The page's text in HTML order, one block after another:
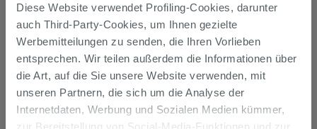
Diese Website verwendet Profiling-Cookies, darunter
auch Third-Party-Cookies, um Ihnen gezielte
Werbemitteilungen zu senden, die Ihren Vorlieben
entsprechen. Wir teilen außerdem die Informationen über
die Art, auf die Sie unsere Website verwenden, mit
unseren Partnern, die sich um die Analyse der
Internetdaten, Werbung und Sozialen Medien kümmer,
zur Bereitstellung von Social-Media-Funktionen und zur
Die Waren werden normalerweise innerhalb von 15
Werktagen ab der Auftragsbestätigung zum Versand
gebracht.
Musterstücke werden normalerweise innerhalb von
Tagen geliefert.
Der Versand der online gekauften Produkte wird
verfolgt und wir rufen Sie an, um das Lieferdatum zu
vereinbaren. Die Lieferung erfolgt frei Bordsteinkante.
Nähere Informationen finden Sie im Abschnitt